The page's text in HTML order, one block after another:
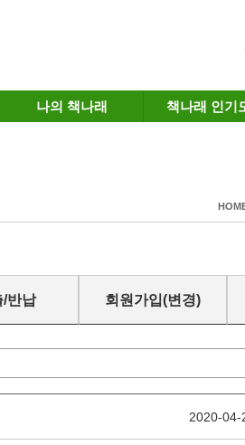
나의 책나래 책나래 인기
/반납 회원가입(변경)
2020-04-